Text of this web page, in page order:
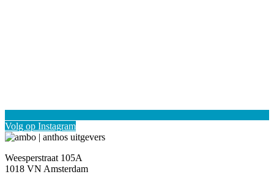
Volg op Instagram
Weesperstraat 105A
1018 VN Amsterdam